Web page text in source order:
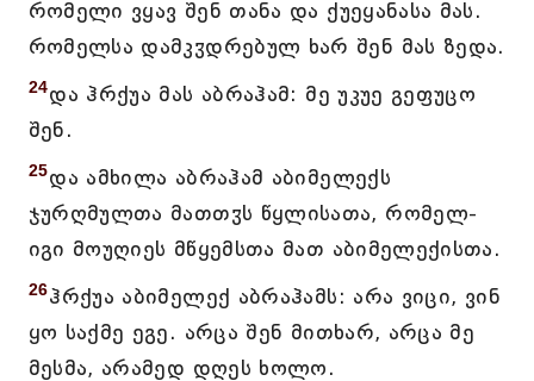
რომელი ვყავ შენ თანა და ქუეყანასა მას.
რომელსა დამკჳდრებულ ხარ შენ მას ზედა.
24და ჰრქუა მას აბრაჰამ: მე უკუე გეფუცო
შენ.
25და ამხილა აბრაჰამ აბიმელექს
ჯურღმულთა მათთჳს წყლისათა, რომელ-
იგი მოუღიეს მწყემსთა მათ აბიმელექისთა.
26ჰრქუა აბიმელექ აბრაჰამს: არა ვიცი, ვინ
ყო საქმე ეგე. არცა შენ მითხარ, არცა მე
მესმა, არამედ დღეს ხოლო.